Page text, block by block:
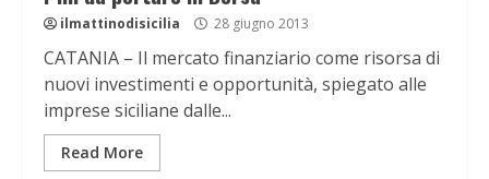
ilmattinodisicilia 28 giugno 2013
CATANIA – Il mercato finanziario come risorsa di
nuovi investimenti e opportunità, spiegato alle
imprese siciliane dalle...
Read More